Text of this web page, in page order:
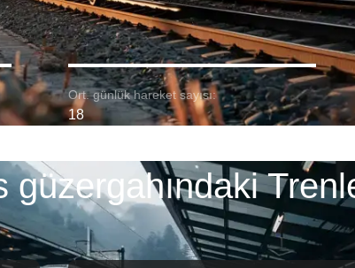
Ort. günlük hareket sayısı:
18